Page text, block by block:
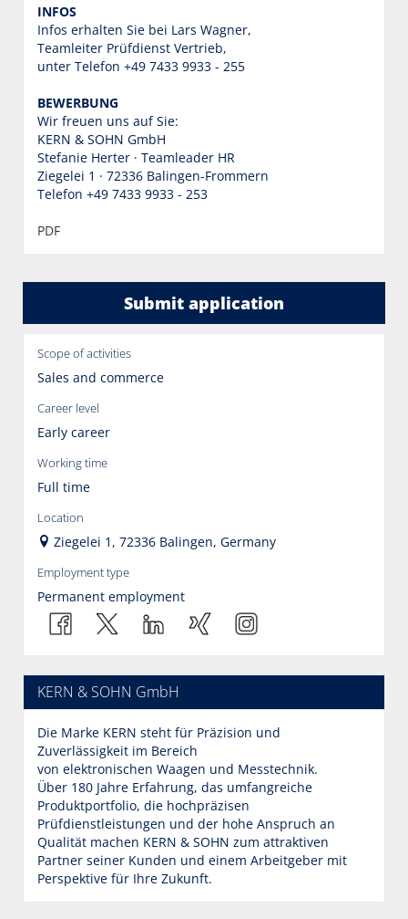
INFOS
Infos erhalten Sie bei Lars Wagner,
Teamleiter Prüfdienst Vertrieb,
unter Telefon +49 7433 9933 - 255
BEWERBUNG
Wir freuen uns auf Sie:
KERN & SOHN GmbH
Stefanie Herter · Teamleader HR
Ziegelei 1 · 72336 Balingen-Frommern
Telefon +49 7433 9933 - 253
PDF
Submit application
Scope of activities
Sales and commerce
Career level
Early career
Working time
Full time
Location
Ziegelei 1, 72336 Balingen, Germany
Employment type
Permanent employment
KERN & SOHN GmbH
Die Marke KERN steht für Präzision und
Zuverlässigkeit im Bereich
von elektronischen Waagen und Messtechnik.
Über 180 Jahre Erfahrung, das umfangreiche
Produktportfolio, die hochpräzisen
Prüfdienstleistungen und der hohe Anspruch an
Qualität machen KERN & SOHN zum attraktiven
Partner seiner Kunden und einem Arbeitgeber mit
Perspektive für Ihre Zukunft.